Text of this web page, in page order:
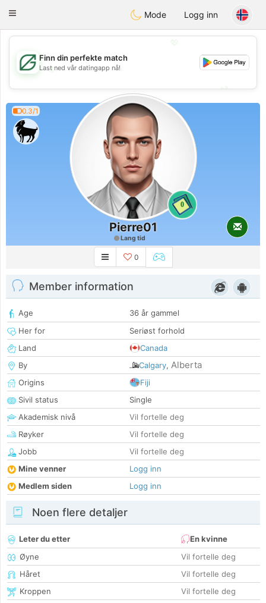
GulfDating
Toggle
Mode Logg inn
💖
💕
💕
Finn din perfekte match
Last ned vår datingapp nå!
0.3/1
0
Pierre01
Lang tid
0
Member information
Age
36 år gammel
Her for
Seriøst forhold
Land
Canada
By
Calgary, Alberta
Origins
Fiji
Sivil status
Single
Akademisk nivå
Vil fortelle deg
Røyker
Vil fortelle deg
Jobb
Vil fortelle deg
Mine venner
Logg inn
Medlem siden
Logg inn
Noen flere detaljer
Leter du etter
En kvinne
Øyne
Vil fortelle deg
Håret
Vil fortelle deg
Kroppen
Vil fortelle deg